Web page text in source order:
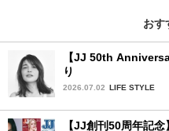
おす
【JJ 50th
り
2026.07.02 LIFE STYLE
【JJ創刊50周年記